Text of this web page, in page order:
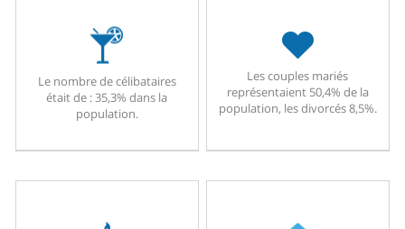
Le nombre de célibataires
était de : 35,3% dans la
population.
Les couples mariés
représentaient 50,4% de la
population, les divorcés 8,5%.